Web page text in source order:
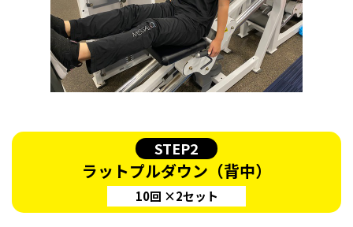
STEP2
ラットプルダウン（背中）
10回 ×2セット